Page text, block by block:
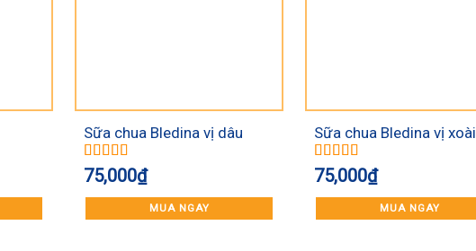
Sữa chua Bledina vị dâu
Được xếp
hạng5.005
sao
75,000₫
MUA NGAY
Sữa chua Bledina vị xoài
Được xếp
hạng5.005
sao
75,000₫
MUA NGAY